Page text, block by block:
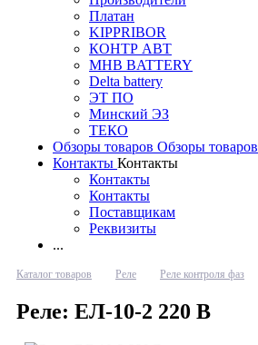
Платан
KIPPRIBOR
КОНТР АВТ
MHB BATTERY
Delta battery
ЭT ПО
Минский ЭЗ
ТЕКО
Обзоры товаров Обзоры товаров
Контакты Контакты
Контакты
Контакты
Поставщикам
Реквизиты
...
Каталог товаров Реле Реле контроля фаз
Реле: ЕЛ-10-2 220 В